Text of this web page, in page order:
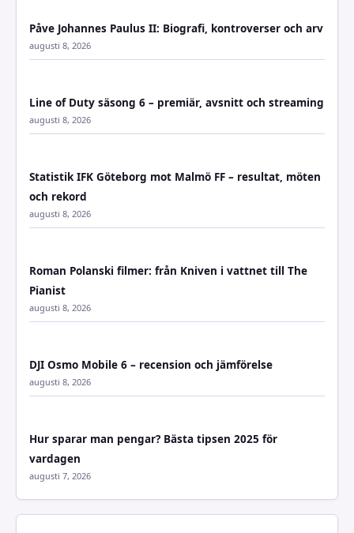
Påve Johannes Paulus II: Biografi, kontroverser och arv
augusti 8, 2026
Line of Duty säsong 6 – premiär, avsnitt och streaming
augusti 8, 2026
Statistik IFK Göteborg mot Malmö FF – resultat, möten
och rekord
augusti 8, 2026
Roman Polanski filmer: från Kniven i vattnet till The
Pianist
augusti 8, 2026
DJI Osmo Mobile 6 – recension och jämförelse
augusti 8, 2026
Hur sparar man pengar? Bästa tipsen 2025 för
vardagen
augusti 7, 2026